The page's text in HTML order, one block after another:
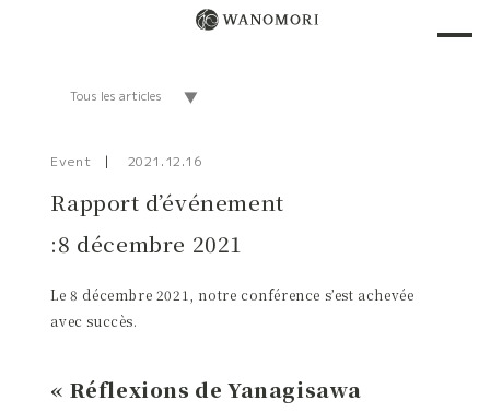
Event 2021.12.16
Rapport d’événement
:8 décembre 2021
Le 8 décembre 2021, notre conférence s’est achevée
avec succès.
« Réflexions de Yanagisawa